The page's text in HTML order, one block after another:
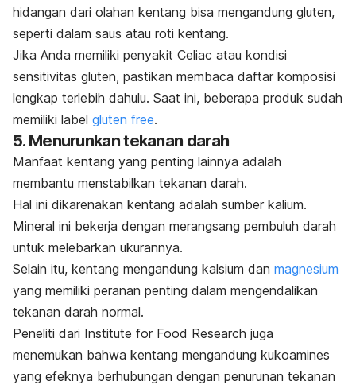
hidangan dari olahan kentang bisa mengandung gluten,
seperti dalam saus atau roti kentang.
Jika Anda memiliki penyakit Celiac atau kondisi
sensitivitas gluten, pastikan membaca daftar komposisi
lengkap terlebih dahulu. Saat ini, beberapa produk sudah
memiliki label gluten free.
5. Menurunkan tekanan darah
Manfaat kentang yang penting lainnya adalah
membantu menstabilkan tekanan darah.
Hal ini dikarenakan kentang adalah sumber kalium.
Mineral ini bekerja dengan merangsang pembuluh darah
untuk melebarkan ukurannya.
Selain itu, kentang mengandung kalsium dan magnesium
yang memiliki peranan penting dalam mengendalikan
tekanan darah normal.
Peneliti dari Institute for Food Research juga
menemukan bahwa kentang mengandung kukoamines
yang efeknya berhubungan dengan penurunan tekanan